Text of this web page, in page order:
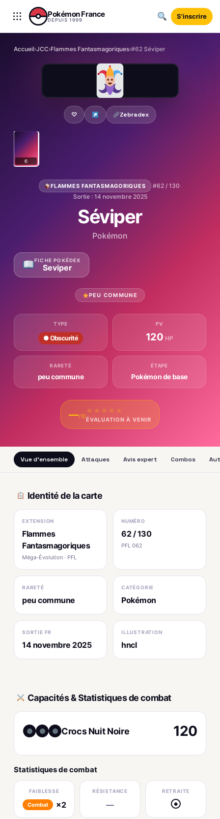
Aller au contenu
Pokémon France
DEPUIS 1999 S'inscrire
Accueil›JCC›Flammes Fantasmagoriques›#62 Séviper
♡ Zebradex
C
FLAMMES FANTASMAGORIQUES ·#62 / 130·
Sortie : 14 novembre 2025
Séviper
Pokémon
FICHE POKÉDEX
Seviper
PEU COMMUNE
TYPE
● Obscurité
PV
120 HP
RARETÉ
peu commune
ÉTAPE
Pokémon de base
—/10
★ ★ ★ ★ ★
ÉVALUATION À VENIR
Vue d'ensemble Attaques Avis expert Combos
Identité de la carte
EXTENSION
Flammes
Fantasmagoriques
Méga-Évolution · PFL
NUMÉRO
62 / 130
PFL 062
RARETÉ
peu commune
CATÉGORIE
Pokémon
SORTIE FR
14 novembre 2025
ILLUSTRATION
hncl
Capacités & Statistiques de combat
Crocs Nuit Noire 120
Statistiques de combat
FAIBLESSE
Combat ×2
RÉSISTANCE
—
RETRAITE
●